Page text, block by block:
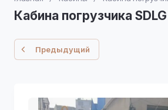
Кабина погрузчика SDLG
Предыдущий